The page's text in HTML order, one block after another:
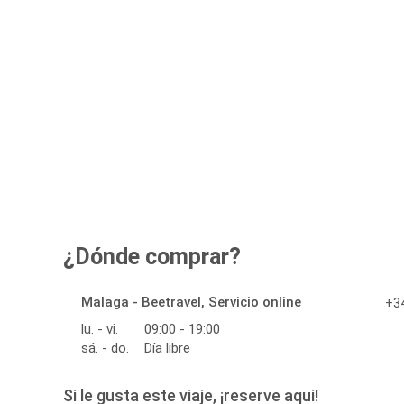
¿Dónde comprar?
Malaga - Beetravel, Servicio online
lu. - vi.
09:00 - 19:00
sá. - do.
Día libre
Si le gusta este viaje, ¡reserve aqui!